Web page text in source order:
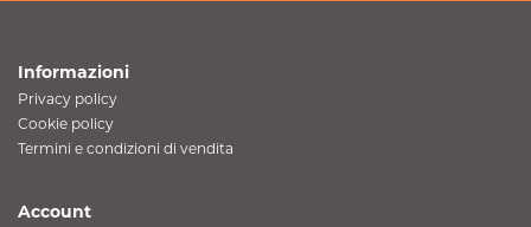
Informazioni
Privacy policy
Cookie policy
Termini e condizioni di vendita
Account